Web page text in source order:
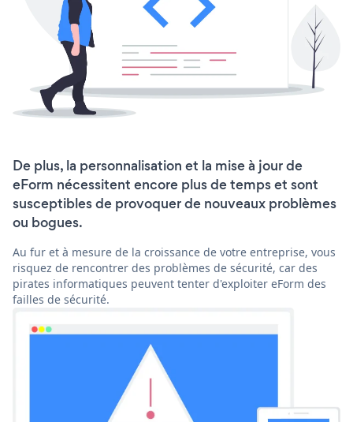
De plus, la personnalisation et la mise à jour de
eForm nécessitent encore plus de temps et sont
susceptibles de provoquer de nouveaux problèmes
ou bogues.
Au fur et à mesure de la croissance de votre entreprise, vous
risquez de rencontrer des problèmes de sécurité, car des
pirates informatiques peuvent tenter d'exploiter eForm des
failles de sécurité.